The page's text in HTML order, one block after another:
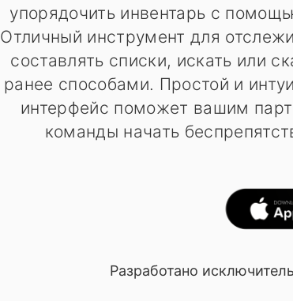
упорядочить инвентарь с
Отличный инструмент для
составлять списки, искать или
ранее способами. Простой и
интерфейс поможет вашим
команды начать
Разработано